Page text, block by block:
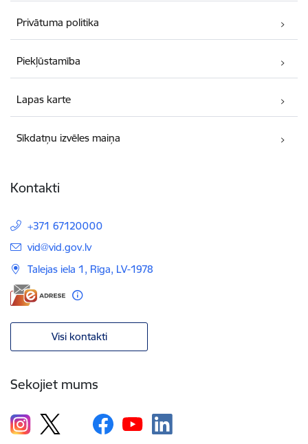
Privātuma politika
Piekļūstamība
Lapas karte
Sīkdatņu izvēles maiņa
Kontakti
+371 67120000
E-pasts:
vid@vid.gov.lv
Talejas iela 1, Rīga, LV-1978
Visi kontakti
Sekojiet mums